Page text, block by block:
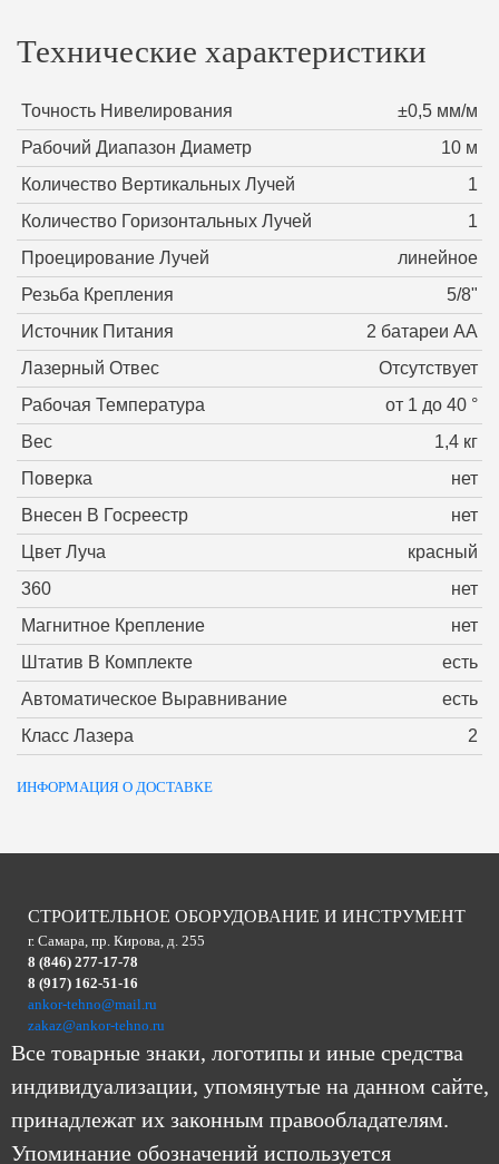
Технические характеристики
Точность Нивелирования
±0,5 мм/м
Рабочий Диапазон Диаметр
10 м
Количество Вертикальных Лучей
1
Количество Горизонтальных Лучей
1
Проецирование Лучей
линейное
Резьба Крепления
5/8"
Источник Питания
2 батареи АА
Лазерный Отвес
Отсутствует
Рабочая Температура
от 1 до 40 °
Вес
1,4 кг
Поверка
нет
Внесен В Госреестр
нет
Цвет Луча
красный
360
нет
Магнитное Крепление
нет
Штатив В Комплекте
есть
Автоматическое Выравнивание
есть
Класс Лазера
2
ИНФОРМАЦИЯ О ДОСТАВКЕ
СТРОИТЕЛЬНОЕ ОБОРУДОВАНИЕ И ИНСТРУМЕНТ
г. Самара, пр. Кирова, д. 255
8 (846) 277-17-78
8 (917) 162-51-16
ankor-tehno@mail.ru
zakaz@ankor-tehno.ru
Все товарные знаки, логотипы и иные средства
индивидуализации, упомянутые на данном сайте,
принадлежат их законным правообладателям.
Упоминание обозначений используется